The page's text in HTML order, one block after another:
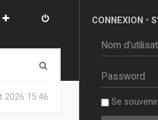
2026 15:46
CONNEXION •
Se